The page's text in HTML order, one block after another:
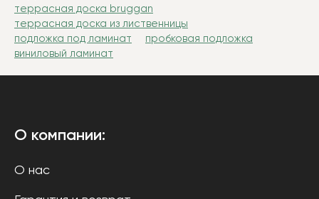
террасная доска bruggan
террасная доска из лиственницы
подложка под ламинат
пробковая подложка
виниловый ламинат
О компании:
О нас